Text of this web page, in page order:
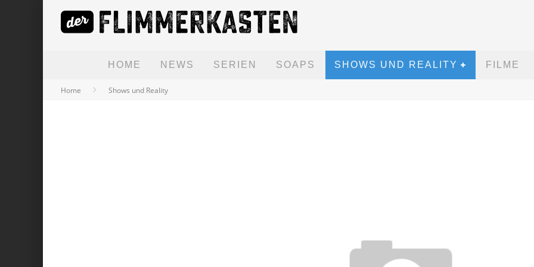
HOME NEWS SERIEN SOAPS SHOWS UND REALITY FILME
Home Shows und Reality